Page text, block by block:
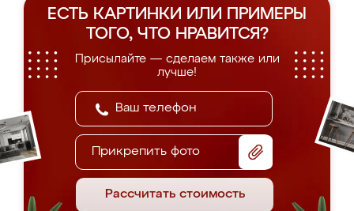
ЕСТЬ КАРТИНКИ ИЛИ ПРИМЕРЫ
ТОГО, ЧТО НРАВИТСЯ?
Присылайте — сделаем также или
лучше!
Прикрепить фото
Рассчитать стоимость